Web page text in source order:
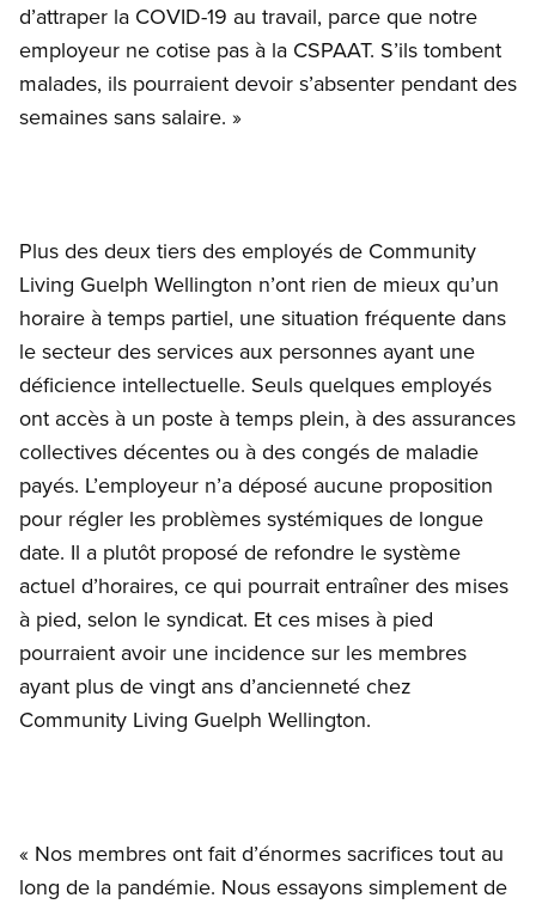
d’attraper la COVID-19 au travail, parce que notre
employeur ne cotise pas à la CSPAAT. S’ils tombent
malades, ils pourraient devoir s’absenter pendant des
semaines sans salaire. »
Plus des deux tiers des employés de Community
Living Guelph Wellington n’ont rien de mieux qu’un
horaire à temps partiel, une situation fréquente dans
le secteur des services aux personnes ayant une
déficience intellectuelle. Seuls quelques employés
ont accès à un poste à temps plein, à des assurances
collectives décentes ou à des congés de maladie
payés. L’employeur n’a déposé aucune proposition
pour régler les problèmes systémiques de longue
date. Il a plutôt proposé de refondre le système
actuel d’horaires, ce qui pourrait entraîner des mises
à pied, selon le syndicat. Et ces mises à pied
pourraient avoir une incidence sur les membres
ayant plus de vingt ans d’ancienneté chez
Community Living Guelph Wellington.
« Nos membres ont fait d’énormes sacrifices tout au
long de la pandémie. Nous essayons simplement de